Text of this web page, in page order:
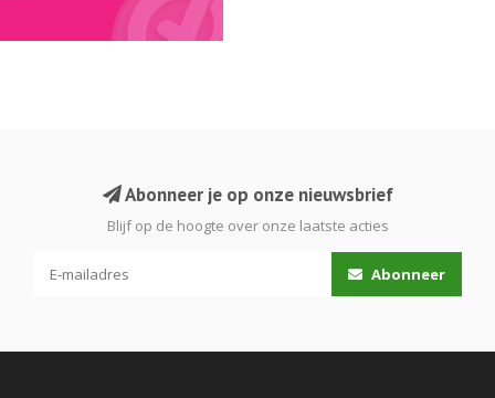
Abonneer je op onze nieuwsbrief
Blijf op de hoogte over onze laatste acties
Abonneer